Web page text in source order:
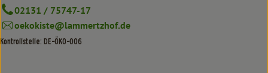
02131 / 75747-17
oekokiste@lammertzhof.de
Kontrollstelle: DE-ÖKO-006